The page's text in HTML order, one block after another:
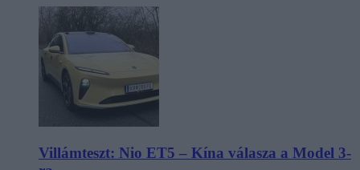
Villámteszt: Nio ET5 – Kína válasza a Model 3-